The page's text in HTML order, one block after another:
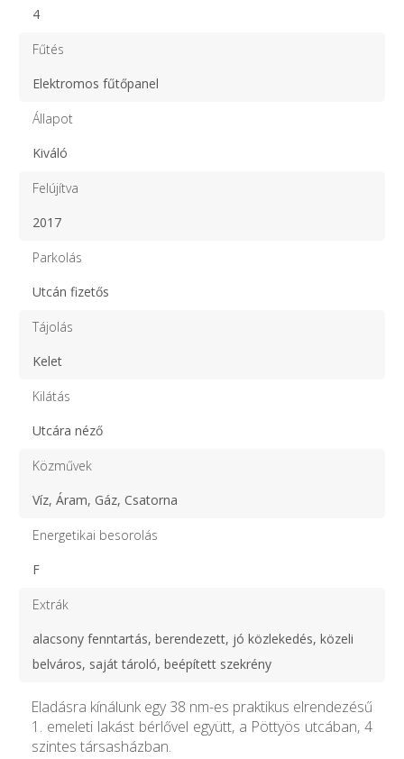
4
Fűtés
Elektromos fűtőpanel
Állapot
Kiváló
Felújítva
2017
Parkolás
Utcán fizetős
Tájolás
Kelet
Kilátás
Utcára néző
Közművek
Víz, Áram, Gáz, Csatorna
Energetikai besorolás
F
Extrák
alacsony fenntartás, berendezett, jó közlekedés, közeli
belváros, saját tároló, beépített szekrény
Eladásra kínálunk egy 38 nm-es praktikus elrendezésű
1. emeleti lakást bérlővel együtt, a Pöttyös utcában, 4
szintes társasházban.